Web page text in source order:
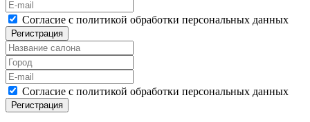
Согласие с политикой обработки персональных данных
Регистрация
Согласие с политикой обработки персональных данных
Регистрация